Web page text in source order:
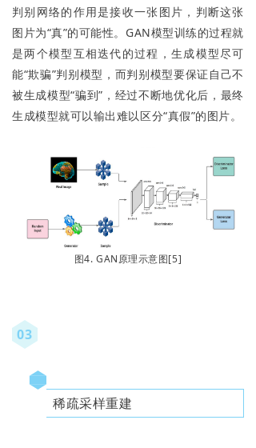
判别网络的作用是接收一张图片，判断这张
图片为“真”的可能性。GAN模型训练的过程就
是两个模型互相迭代的过程，生成模型尽可
能“欺骗”判别模型，而判别模型要保证自己不
被生成模型“骗到”，经过不断地优化后，最终
生成模型就可以输出难以区分“真假”的图片。
图4. GAN原理示意图[5]
03
稀疏采样重建